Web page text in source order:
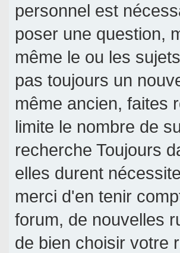
personnel est
poser une question,
même le ou les
pas toujours un
même ancien, faites
limite le nombre de
recherche Toujours
elles durent
merci d'en tenir
forum, de nouvelles
de bien choisir votre